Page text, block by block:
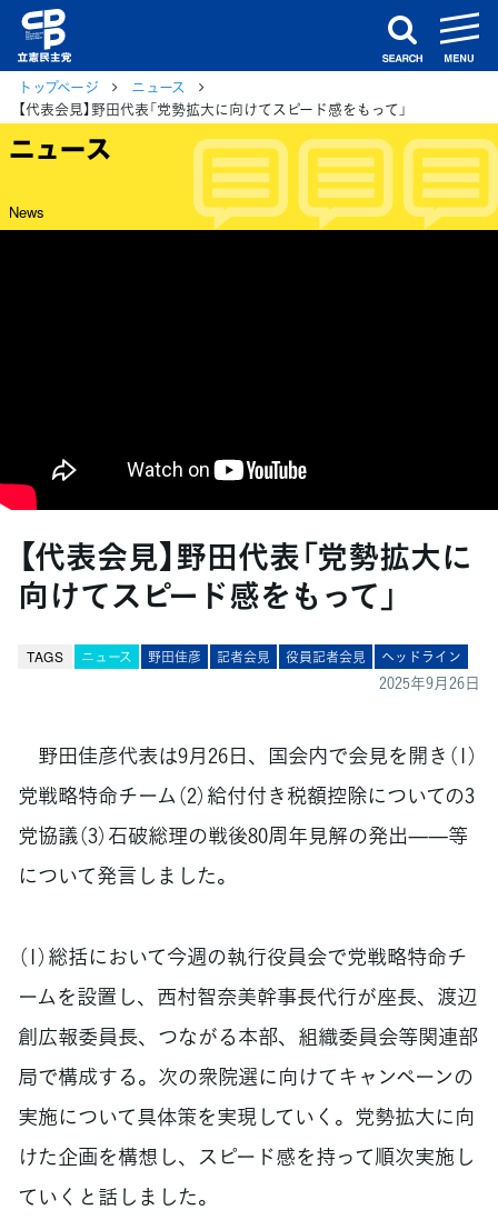
search
トップページ
ニュース
【代表会見】野田代表「党勢拡大に向けてスピード感をもって」
ニュース
News
【代表会見】野田代表「党勢拡大に
向けてスピード感をもって」
TAGS ニュース 野田佳彦 記者会見 役員記者会見 ヘッドライン
2025年9月26日
野田佳彦代表は9月26日、国会内で会見を開き（1）
党戦略特命チーム（2）給付付き税額控除についての3
党協議（3）石破総理の戦後80周年見解の発出——等
について発言しました。
（1）総括において今週の執行役員会で党戦略特命チ
ームを設置し、西村智奈美幹事長代行が座長、渡辺
創広報委員長、つながる本部、組織委員会等関連部
局で構成する。次の衆院選に向けてキャンペーンの
実施について具体策を実現していく。党勢拡大に向
けた企画を構想し、スピード感を持って順次実施し
ていくと話しました。